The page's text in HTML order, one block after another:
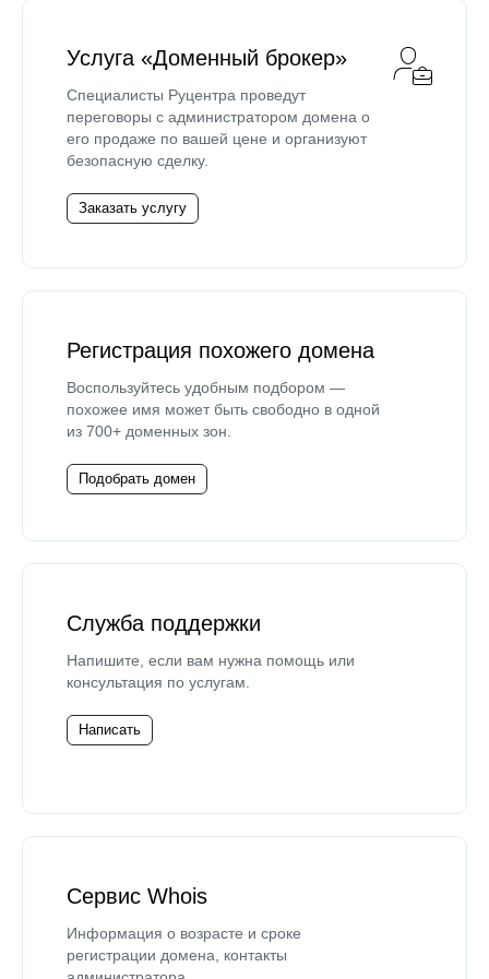
Услуга «Доменный брокер»
Специалисты Руцентра проведут
переговоры с администратором домена о
его продаже по вашей цене и организуют
безопасную сделку.
Заказать услугу
Регистрация похожего домена
Воспользуйтесь удобным подбором —
похожее имя может быть свободно в одной
из 700+ доменных зон.
Подобрать домен
Служба поддержки
Напишите, если вам нужна помощь или
консультация по услугам.
Написать
Сервис Whois
Информация о возрасте и сроке
регистрации домена, контакты